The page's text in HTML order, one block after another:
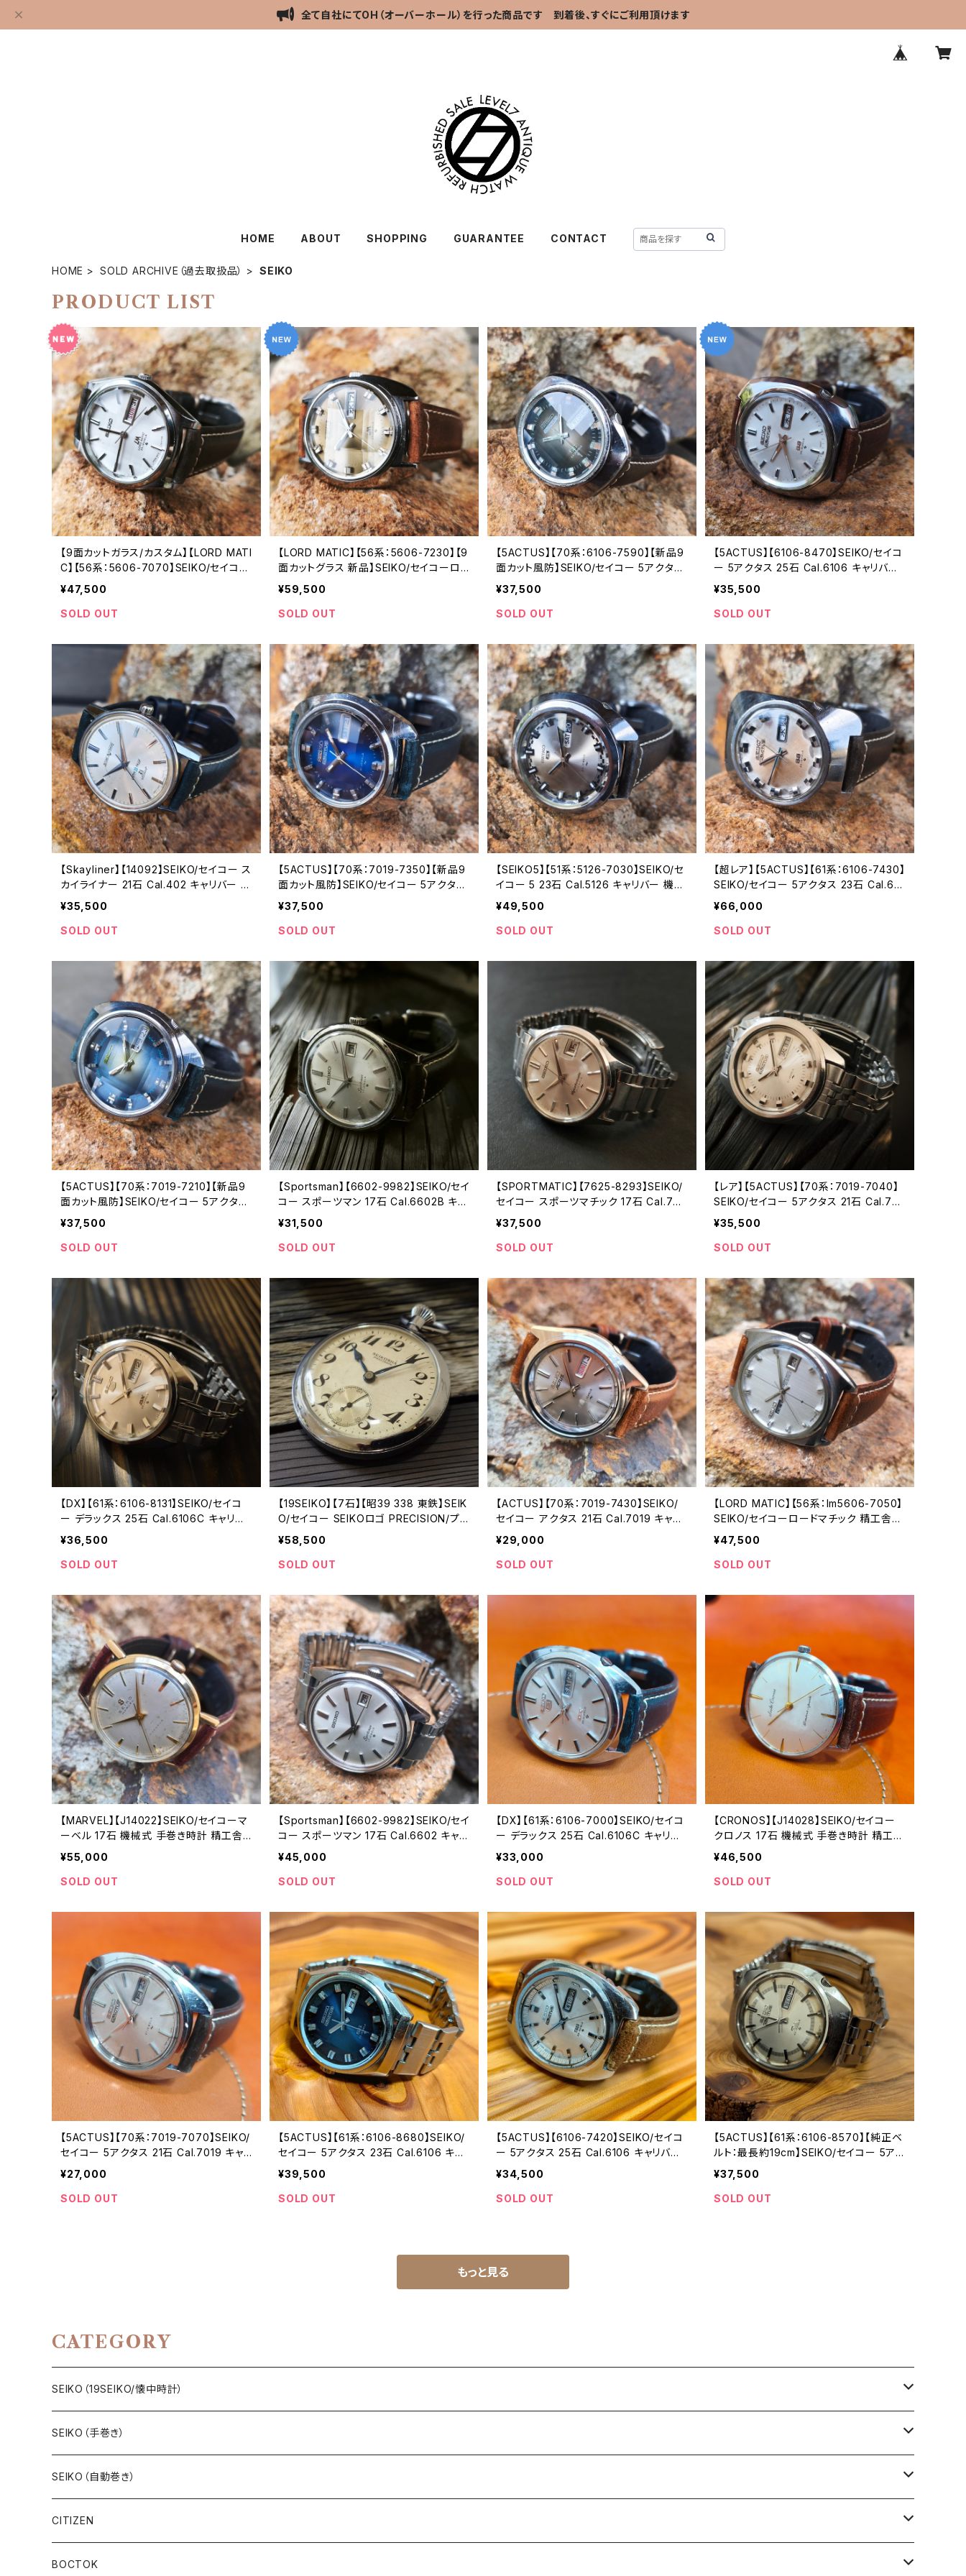
全て自社にてOH（オーバーホール）を行った商品です 到着後、すぐにご利用頂けます
HOME ABOUT SHOPPING GUARANTEE CONTACT
HOME SOLD ARCHIVE（過去取扱品） SEIKO
PRODUCT LIST
【9面カットガラス/カスタム】【LORD MATI
C】【56系：5606-7070】SEIKO/セイコー
ロードマチック 23石 Cal.5606 キャリバ
ー 機械式 自動巻き腕時計 精工舎諏訪工
場 1969年 3月製造 アンティークウォッチ
6-7070-4】
¥47,500
SOLD OUT
【LORD MATIC】【56系：5606-7230】【9
面カットグラス 新品】SEIKO/セイコーロ
ードマチック 精工舎諏訪工場 1972年 4
月製造 25石 機械式 自動巻き腕時計 ア
ンティークウォッチ 中三針 メンズウォッチ
¥59,500
SOLD OUT
【5ACTUS】【70系：6106-7590】【新品9
面カット風防】SEIKO/セイコー 5アクタス
23石 Cal.6106 キャリバー 機械式 自動
巻き腕時計 精工舎諏訪工場/SS 1973年
7月製造【5ac6106-7590-1】
¥37,500
SOLD OUT
【5ACTUS】【6106-8470】SEIKO/セイコ
ー 5アクタス 25石 Cal.6106 キャリバー
機械式 自動巻き腕時計 精工舎諏訪工場/
SS 1969年 9月製造 アンティークウォッ
チ 中三針 純正ベルト メンズウォッチ【5a
¥35,500
SOLD OUT
【Skayliner】【14092】SEIKO/セイコー ス
カイライナー 21石 Cal.402 キャリバー 機
械式 手巻き時計 精工舎諏訪工場 1965
年 3月製造 アンティークウォッチ 腕時計
（sｌ14092-4）
¥35,500
SOLD OUT
【5ACTUS】【70系：7019-7350】【新品9
面カット風防】SEIKO/セイコー 5アクタス
21石 Cal.7019 キャリバー 機械式 自動巻
き腕時計 精工舎亀戸工場/SS 1975年 1
月製造【ac7019-7350-3】
¥37,500
SOLD OUT
【SEIKO5】【51系：5126-7030】SEIKO/セ
イコー 5 23石 Cal.5126 キャリバー 機械
式 自動巻き腕時計 第二精工舎 亀戸工
場/SS 1969年 5月製造【five5126-703
0-1】
¥49,500
SOLD OUT
【超レア】【5ACTUS】【61系：6106-7430】
SEIKO/セイコー 5アクタス 23石 Cal.610
6C キャリバー 機械式 自動巻き腕時計 精
工舎諏訪工場/SS 1969年 7月製造 アン
ティークウォッチ 中三針 純正ベルト メン
¥66,000
SOLD OUT
【5ACTUS】【70系：7019-7210】【新品9
面カット風防】SEIKO/セイコー 5アクタス
21石 Cal.7019 キャリバー 機械式 自動巻
き腕時計 精工舎亀戸工場/SS 1973年 5
月製造【ac7019-7210-1】
¥37,500
SOLD OUT
【Sportsman】【6602-9982】SEIKO/セイ
コー スポーツマン 17石 Cal.6602B キャ
リバー 機械式 手巻き時計 精工舎諏訪工
場 1969年 7月製造 アンティークウォッチ
腕時計（skl6602-9982-2）
¥31,500
SOLD OUT
【SPORTMATIC】【7625-8293】SEIKO/
セイコー スポーツマチック 17石 Cal.762
5 キャリバー 機械式 自動巻き腕時計 精
工舎亀戸工場 1968年 9月製造 アンティ
ークウォッチ 純正ベルト メンズウォッチ【s
¥37,500
SOLD OUT
【レア】【5ACTUS】【70系：7019-7040】
SEIKO/セイコー 5アクタス 21石 Cal.701
9 キャリバー 機械式 自動巻き腕時計 精
工舎亀戸工場/SS 19740年 1月製造【ac
7019-7040-1】
¥35,500
SOLD OUT
【DX】【61系：6106-8131】SEIKO/セイコ
ー デラックス 25石 Cal.6106C キャリバ
ー 機械式 自動巻き腕時計 精工舎諏訪工
場/SS 1968年 11月製造 アンティークウォ
ッチ 純正ベルト メンズウォッチ【dx6106-
¥36,500
SOLD OUT
【19SEIKO】【7石】【昭39 338 東鉄】SEIK
O/セイコー SEIKOロゴ PRECISION/プレ
シジョン 鉄道時計/懐中時計 機械式 手巻
き時計 1963年11月製造された懐中時計
動作確認済み クリーニング/ケース磨き/
o7-10】
¥58,500
SOLD OUT
【ACTUS】【70系：7019-7430】SEIKO/
セイコー アクタス 21石 Cal.7019 キャリ
バー 機械式 自動巻き腕時計 精工舎亀戸
工場/SS 1978年 4月製造 アンティーク
ウォッチ 中三針 純正ベルト メンズウォッ
¥29,000
SOLD OUT
【LORD MATIC】【56系：lm5606-7050】
SEIKO/セイコーロードマチック 精工舎諏
訪工場 1968年 6月製造 23石 Cal.5606
機械式 自動巻き腕時計 アンティークウォ
ッチ メンズウォッチ【5606-7050-2】
¥47,500
SOLD OUT
【MARVEL】【J14022】SEIKO/セイコーマ
ーベル 17石 機械式 手巻き時計 精工舎
諏訪工場 1956年 11月製造品 オーバーホ
ール済み【MVL14022-1-1】
¥55,000
SOLD OUT
【Sportsman】【6602-9982】SEIKO/セイ
コー スポーツマン 17石 Cal.6602 キャリ
バー 機械式 手巻き時計 精工舎諏訪工場
1969年 10月製造 アンティークウォッチ
腕時計（skl6602-9982-2）
¥45,000
SOLD OUT
【DX】【61系：6106-7000】SEIKO/セイコ
ー デラックス 25石 Cal.6106C キャリバ
ー 機械式 自動巻き腕時計 精工舎諏訪工
場/SS 1967年 8月製造 アンティークウォ
ッチ 中三針 メンズウォッチ【DX6106-70
¥33,000
SOLD OUT
【CRONOS】【J14028】SEIKO/セイコー
クロノス 17石 機械式 手巻き時計 精工舎
亀戸工場 1959年 2月製造 オーバーホー
ル済み【crsj14028-1】
¥46,500
SOLD OUT
【5ACTUS】【70系：7019-7070】SEIKO/
セイコー 5アクタス 21石 Cal.7019 キャリ
バー 機械式 自動巻き腕時計 精工舎亀戸
工場/SS 1972年 5月製造 アンティークウ
ォッチ 中三針 純正ベルト メンズウォッチ
¥27,000
SOLD OUT
【5ACTUS】【61系：6106-8680】SEIKO/
セイコー 5アクタス 23石 Cal.6106 キャ
リバー 機械式 自動巻き腕時計 精工舎諏
訪工場/SS 1975年 10月製造 アンティー
クウォッチ 中三針 純正ベルト メンズウォ
¥39,500
SOLD OUT
【5ACTUS】【6106-7420】SEIKO/セイコ
ー 5アクタス 25石 Cal.6106 キャリバー
機械式 自動巻き腕時計 精工舎諏訪工場/
SS 1969年 7月製造 アンティークウォッ
チ 中三針 純正ベルト メンズウォッチ【5a
¥34,500
SOLD OUT
【5ACTUS】【61系：6106-8570】【純正ベ
ルト：最長約19cm】SEIKO/セイコー 5アク
タス 25石 Cal.6106C キャリバー 機械式
自動巻き腕時計 精工舎諏訪工場/SS 197
0年 6月製造 アンティークウォッチ 中三
¥37,500
SOLD OUT
もっと見る
CATEGORY
SEIKO（19SEIKO/懐中時計）
19SEIKO（7石）
19SEIKO（15石）
19SEIKO（21石）
その他の懐中時計
SEIKO（手巻き）
キングセイコー（KINGSEIKO）
クラウン（CROWN）
クロノス（CRONOS）
SEIKO（自動巻き）
5アクタス（5ACTUS）
5”スポーツ”（5”SPORTS”）
CITIZEN
手巻き腕時計
BOCTOK